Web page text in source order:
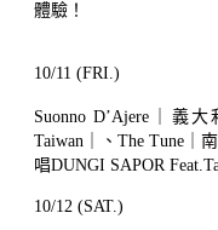
體驗！
10/11 (FRI.)
Suonno D’Ajere｜義
Taiwan｜、The Tune｜
唱DUNGI SAPOR
10/12 (SAT.)